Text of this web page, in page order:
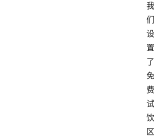
我
们
设
置
了
免
费
试
饮
区